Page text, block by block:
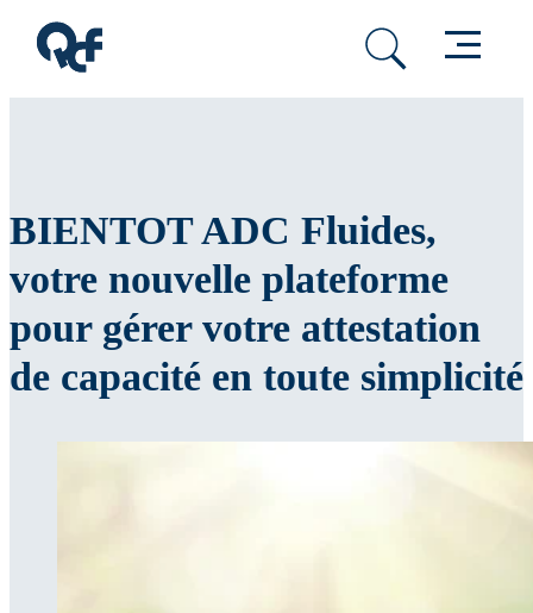
Passer au contenu principal
Passer au pied de page Menu
BIENTOT ADC Fluides,
votre nouvelle plateforme
pour gérer votre attestation
de capacité en toute simplicité